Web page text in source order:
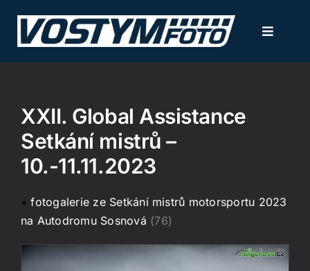
obsah
Toggle
FOTOGALERIE
KALENDÁŘ AKCÍ
SLUŽBY / CENÍK
KONTAKT
XXII. Global Assistance
Setkání mistrů –
10.-11.11.2023
• fotogalerie ze Setkání mistrů motorsportu 2023
na Autodromu Sosnová (76)